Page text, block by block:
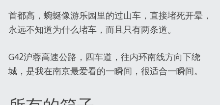
首都高，蜿蜒像游乐园里的过山车，直接堵死开晕，
永远不知道为什么堵车，而且只有两条道。
G42沪蓉高速公路，四车道，往内环南线方向下绕
城，是我在南京最爱看的一瞬间，很适合一瞬间。